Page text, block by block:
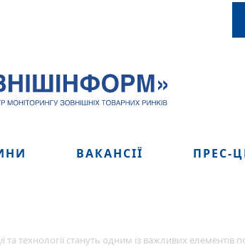
ВАКАНСІЇ ПРЕС-
та технології стануть одним із важливих